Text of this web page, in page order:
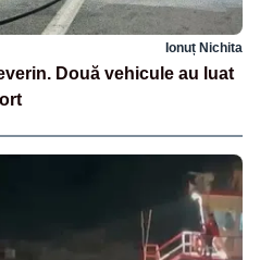
Ionuț Nichita
Două vehicule au luat